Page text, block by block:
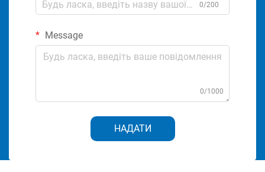
0/200
Message
0/1000
НАДАТИ